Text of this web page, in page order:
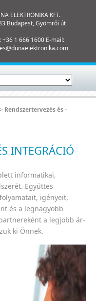
ELEKTRONIKA KFT.
Budapest, Gyömrői út
+36 1 666 1600 E-mail:
> Rendszertervezés és -
INTEGRÁCIÓ
informatikai,
Együttes
igényeit,
és a legnagyobb
a legjobb ár-
ki Önnek.